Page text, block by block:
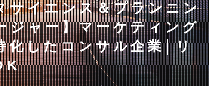
サイエンス＆プランニン
ジャー】マーケティング
化したコンサル企業│リ